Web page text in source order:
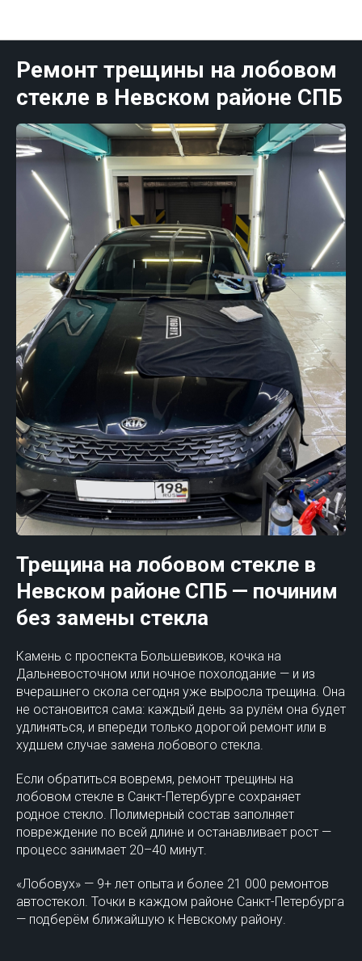
Ремонт трещины на лобовом
стекле в Невском районе СПБ
Трещина на лобовом стекле в
Невском районе СПБ — починим
без замены стекла
Камень с проспекта Большевиков, кочка на
Дальневосточном или ночное похолодание — и из
вчерашнего скола сегодня уже выросла трещина. Она
не остановится сама: каждый день за рулём она будет
удлиняться, и впереди только дорогой ремонт или в
худшем случае замена лобового стекла.
Если обратиться вовремя, ремонт трещины на
лобовом стекле в Санкт-Петербурге сохраняет
родное стекло. Полимерный состав заполняет
повреждение по всей длине и останавливает рост —
процесс занимает 20–40 минут.
«Лобовух» — 9+ лет опыта и более 21 000 ремонтов
автостекол. Точки в каждом районе Санкт-Петербурга
— подберём ближайшую к Невскому району.